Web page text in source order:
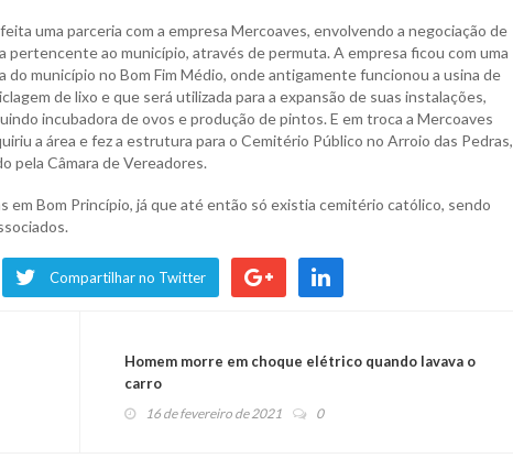
uma parceria com a empresa Mercoaves, envolvendo a negociação de
pertencente ao município, através de permuta. A empresa ficou com uma
do município no Bom Fim Médio, onde antigamente funcionou a usina de
de lixo e que será utilizada para a expansão de suas instalações,
incubadora de ovos e produção de pintos. E em troca a Mercoaves
a área e fez a estrutura para o Cemitério Público no Arroio das Pedras,
pela Câmara de Vereadores.
em Bom Princípio, já que até então só existia cemitério católico, sendo
Compartilhar no Twitter
Homem morre em choque elétrico quando lavava o
carro
16 de fevereiro de 2021 0